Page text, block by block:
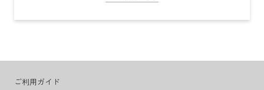
ご利用ガイド